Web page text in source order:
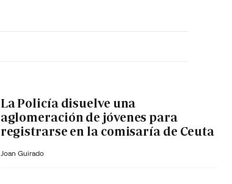
La Policía disuelve una
aglomeración de jóvenes para
registrarse en la comisaría de Ceuta
Joan Guirado